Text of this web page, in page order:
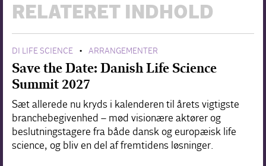
RELATERET INDHOLD
DI LIFE SCIENCE • ARRANGEMENTER
Save the Date: Danish Life Science
Summit 2027
Sæt allerede nu kryds i kalenderen til årets vigtigste
branchebegivenhed – mød visionære aktører og
beslutningstagere fra både dansk og europæisk life
science, og bliv en del af fremtidens løsninger.